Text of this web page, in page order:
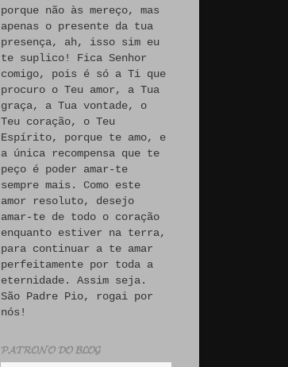
porque não às mereço, mas
apenas o presente da tua
presença, ah, isso sim eu
te suplico! Fica Senhor
comigo, pois é só a Ti que
procuro o Teu amor, a Tua
graça, a Tua vontade, o
Teu coração, o Teu
Espírito, porque te amo, e
a única recompensa que te
peço é poder amar-te
sempre mais. Como este
amor resoluto, desejo
amar-te de todo o coração
enquanto estiver na terra,
para continuar a te amar
perfeitamente por toda a
eternidade. Assim seja.
São Padre Pio, rogai por
nós!
𝓟𝓐𝓣𝓡𝓞𝓝𝓞 𝓓𝓞 𝓑𝓛𝓞𝓖